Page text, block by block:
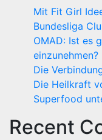
Mit Fit Girl
Bundesliga
OMAD: Ist es
einzunehmen?
Die
Die Heilkraft
Superfood
Recent